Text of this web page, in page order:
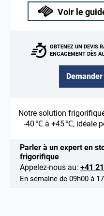
Voir le
OBTENEZ UN DEVIS
ENGAGEMENT DÈS
Notre solution
-40 ℃ à +45 ℃, idéale
Parler à un expert en
frigorifique
Appelez-nous au: +41
En semaine de 09h00 à